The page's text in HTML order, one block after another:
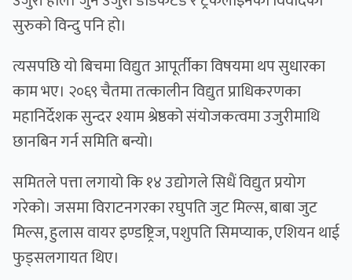
सुरुको विन्दु पनि हो।
त्यसपछि यो बिचमा विद्युत आपूर्तीका विषयमा थप सुधारका
काम भए। २०६९ चैतमा तत्कालीन विद्युत प्राधिकरणका
महानिर्देशक सुन्दर श्याम श्रेष्ठको संयोजकत्वमा उजुरीमाथि
छानबिन गर्न समिति बन्यो।
समितले पत्ता लगायो कि १४ उद्योगले सिधैं विद्युत प्रयोग
गरेको। जसमा विराटनगरका रघुपति जुट मिल्स, बाबा जुट
मिल्स, हुलास वायर इण्डष्ट्रिज, पशुपति सिमप्याक, एशियन थाई
फुड्सलगायत थिए।